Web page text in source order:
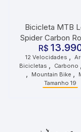
Bicicleta MTB
Spider Carbon
Tamanho 19
Velocidades
Preto
R$
12 Velocidades
Bicicletas Carbono
Mountain Bike
Tamanho 19